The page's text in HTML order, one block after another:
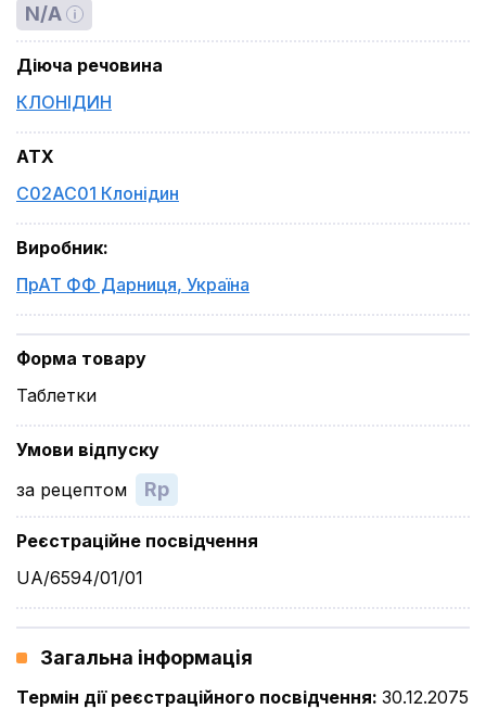
N/A
Діюча речовина
КЛОНІДИН
ATX
C02AC01 Клонідин
Виробник:
ПрАТ ФФ Дарниця, Україна
Форма товару
Таблетки
Умови відпуску
за рецептом
Rp
Реєстраційне посвідчення
UA/6594/01/01
Загальна інформація
Термін дії реєстраційного посвідчення: 30.12.2075